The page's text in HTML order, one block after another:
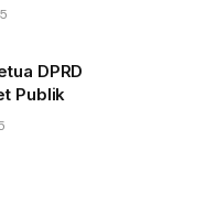
DPRD
Publik